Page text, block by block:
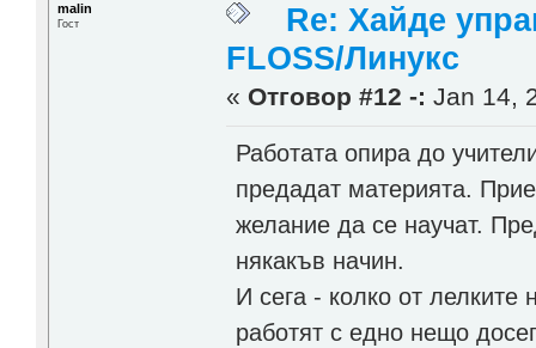
malin
Гост
Re: Хайде
FLOSS/Линукс
« Отговор #12 -: Jan 14,
Работата опира до
предадат материята.
желание да се научат.
някакъв начин.
И сега - колко от лелките
работят с едно нещо